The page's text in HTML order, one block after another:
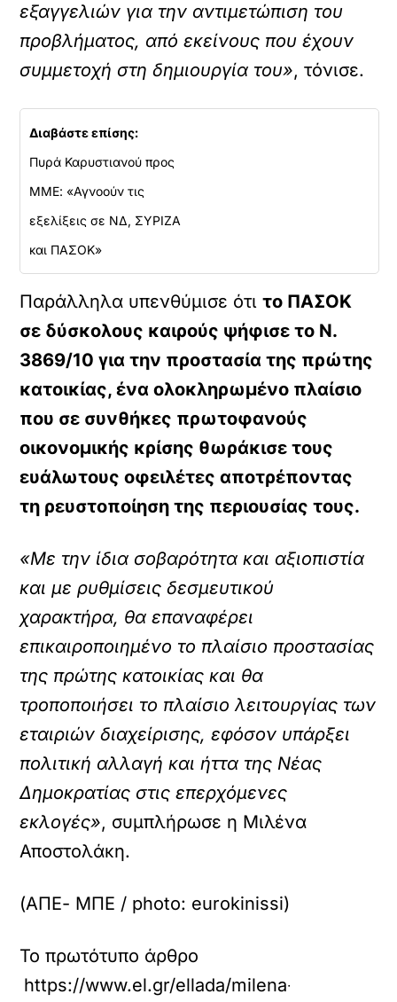
εξαγγελιών για την αντιμετώπιση του
προβλήματος, από εκείνους που έχουν
συμμετοχή στη δημιουργία του», τόνισε.
Διαβάστε επίσης:
Πυρά Καρυστιανού προς
ΜΜΕ: «Αγνοούν τις
εξελίξεις σε ΝΔ, ΣΥΡΙΖΑ
και ΠΑΣΟΚ»
Παράλληλα υπενθύμισε ότιτο ΠΑΣΟΚ
σε δύσκολους καιρούς ψήφισε το Ν.
3869/10 για την προστασία της πρώτης
κατοικίας, ένα ολοκληρωμένο πλαίσιο
που σε συνθήκες πρωτοφανούς
οικονομικής κρίσης θωράκισε τους
ευάλωτους οφειλέτες αποτρέποντας
τη ρευστοποίηση της περιουσίας τους.
«Με την ίδια σοβαρότητα και αξιοπιστία
και με ρυθμίσεις δεσμευτικού
χαρακτήρα, θα επαναφέρει
επικαιροποιημένο το πλαίσιο προστασίας
της πρώτης κατοικίας και θα
τροποποιήσει το πλαίσιο λειτουργίας των
εταιριών διαχείρισης, εφόσον υπάρξει
πολιτική αλλαγή και ήττα της Νέας
Δημοκρατίας στις επερχόμενες
εκλογές», συμπλήρωσε η Μιλένα
Αποστολάκη.
(ΑΠΕ- ΜΠΕ / photo: eurokinissi)
Το πρωτότυπο άρθρο
https://www.el.gr/ellada/milena-